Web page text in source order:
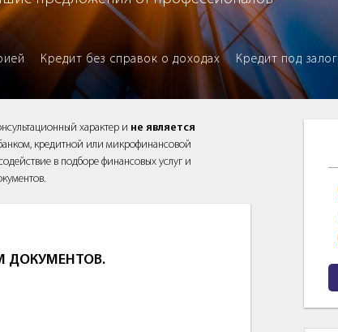
Кредит без справок о доходах Кредит под залог
характер и не является
кредитной или микрофинансовой
в подборе финансовых услуг и
ДОКУМЕНТОВ.